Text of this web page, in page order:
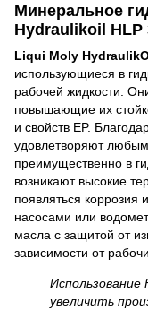
Минеральное
Hydraulikoil HLP
Liqui Moly
использующиеся в
рабочей жидкости.
повышающие их
и свойств EP.
удовлетворяют
преимущественно в
возникают высокие
появляться коррозия
насосами или
масла с защитой от
зависимости от
Использование
увеличить